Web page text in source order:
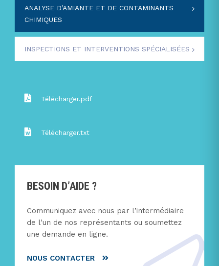
ANALYSE D’AMIANTE ET DE CONTAMINANTS
CHIMIQUES
INSPECTIONS ET INTERVENTIONS SPÉCIALISÉES
Télécharger.pdf
Télécharger.txt
BESOIN D’AIDE ?
Communiquez avec nous par l’intermédiaire
de l’un de nos représentants ou soumettez
une demande en ligne.
NOUS CONTACTER